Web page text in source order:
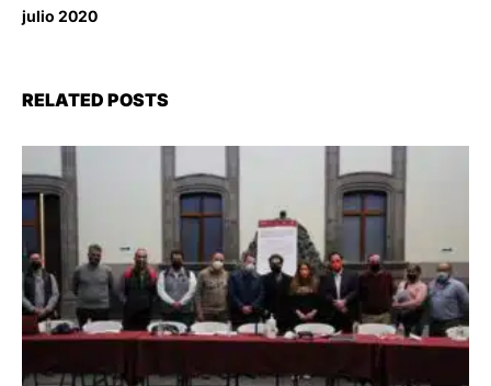
julio 2020
RELATED POSTS